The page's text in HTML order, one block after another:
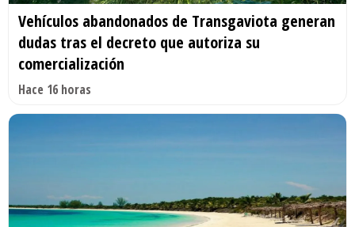
Vehículos abandonados de Transgaviota generan
dudas tras el decreto que autoriza su
comercialización
Hace 16 horas